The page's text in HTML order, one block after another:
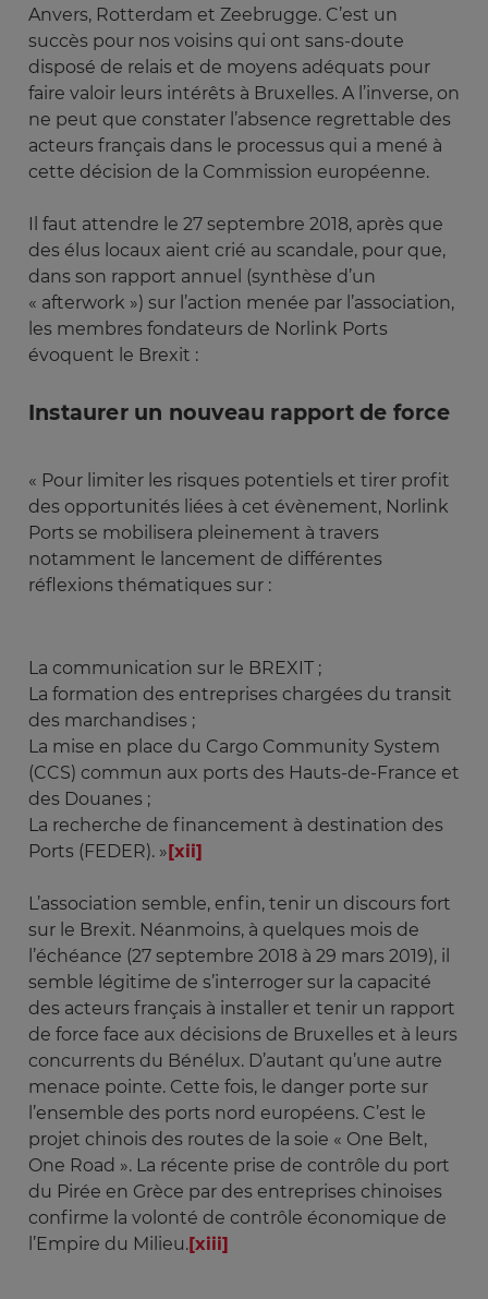
Anvers, Rotterdam et Zeebrugge. C’est un
succès pour nos voisins qui ont sans-doute
disposé de relais et de moyens adéquats pour
faire valoir leurs intérêts à Bruxelles. A l’inverse, on
ne peut que constater l’absence regrettable des
acteurs français dans le processus qui a mené à
cette décision de la Commission européenne.
Il faut attendre le 27 septembre 2018, après que
des élus locaux aient crié au scandale, pour que,
dans son rapport annuel (synthèse d’un
« afterwork ») sur l’action menée par l’association,
les membres fondateurs de Norlink Ports
évoquent le Brexit :
Instaurer un nouveau rapport de force
« Pour limiter les risques potentiels et tirer profit
des opportunités liées à cet évènement, Norlink
Ports se mobilisera pleinement à travers
notamment le lancement de différentes
réflexions thématiques sur :
La communication sur le BREXIT ;
La formation des entreprises chargées du transit
des marchandises ;
La mise en place du Cargo Community System
(CCS) commun aux ports des Hauts-de-France et
des Douanes ;
La recherche de financement à destination des
Ports (FEDER). » [xii]
L’association semble, enfin, tenir un discours fort
sur le Brexit. Néanmoins, à quelques mois de
l’échéance (27 septembre 2018 à 29 mars 2019), il
semble légitime de s’interroger sur la capacité
des acteurs français à installer et tenir un rapport
de force face aux décisions de Bruxelles et à leurs
concurrents du Bénélux. D’autant qu’une autre
menace pointe. Cette fois, le danger porte sur
l’ensemble des ports nord européens. C’est le
projet chinois des routes de la soie « One Belt,
One Road ». La récente prise de contrôle du port
du Pirée en Grèce par des entreprises chinoises
confirme la volonté de contrôle économique de
l’Empire du Milieu. [xiii]